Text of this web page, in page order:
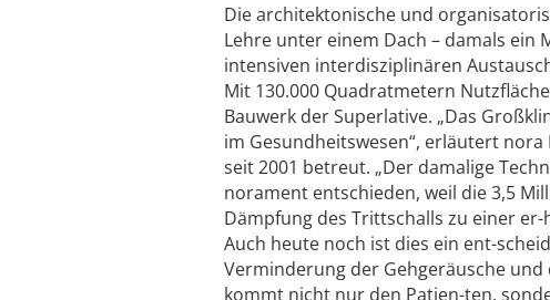
Die architektonische und
Lehre unter einem Dach – damals
intensiven interdisziplinären
Mit 130.000 Quadratmetern
Bauwerk der Superlative. „Das
im Gesundheitswesen“, erläutert
seit 2001 betreut. „Der damalige
norament entschieden, weil die 3,5
Dämpfung des Trittschalls zu einer
Auch heute noch ist dies ein ent-
Verminderung der Gehgeräusche und
kommt nicht nur den Patien-ten,